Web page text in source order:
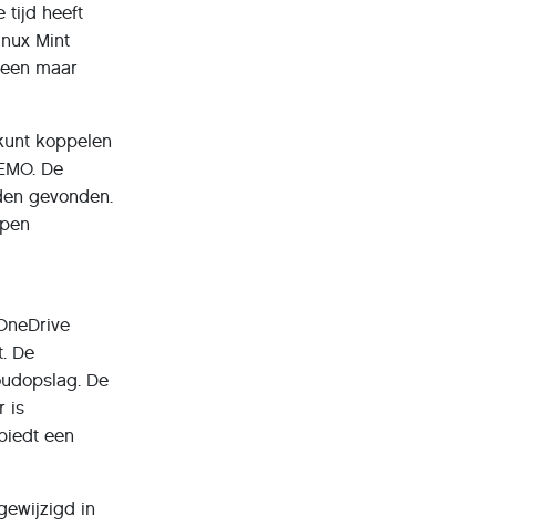
tijd heeft
Mint
maar
koppelen
De
gevonden.
De
De
is
een
in